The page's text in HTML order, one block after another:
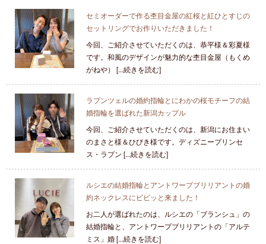
セミオーダーで作る杢目金屋の紅桜と紅ひとすじの
セットリングでお作りいただきました！
今回、ご紹介させていただくのは、恭平様＆彩夏様
です。和風のデザインが魅力的な杢目金屋（もくめ
がねや） [...続きを読む]
ラプンツェルの婚約指輪とにわかの桜モチーフの結
婚指輪を選ばれた新潟カップル
今回、ご紹介させていただくのは、新潟にお住まい
のまさと様＆ひびき様です。ディズニープリンセ
ス・ラプン [...続きを読む]
ルシエの結婚指輪とアントワープブリリアントの婚
約ネックレスにビビッと来ました！
お二人が選ばれたのは、ルシエの「ブランシュ」の
結婚指輪と、アントワープブリリアントの「アルテ
ミス」婚 [...続きを読む]